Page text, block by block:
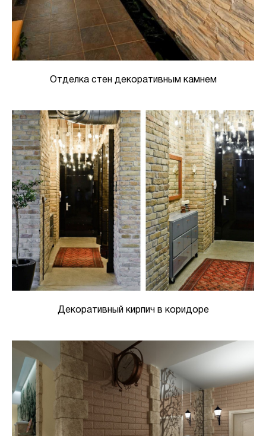
Отделка стен декоративным камнем
Декоративный кирпич в коридоре